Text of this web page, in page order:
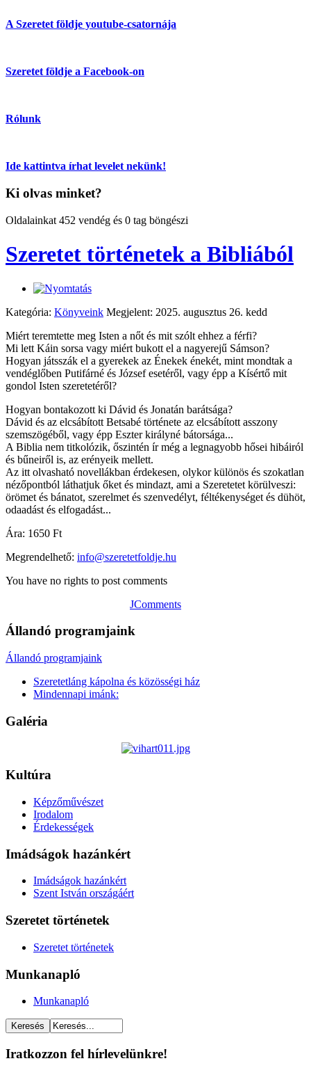
A Szeretet földje youtube-csatornája
Szeretet földje a Facebook-on
Rólunk
Ide kattintva írhat levelet nekünk!
Ki olvas minket?
Oldalainkat 452 vendég és 0 tag böngészi
Szeretet történetek a Bibliából
Kategória: Könyveink Megjelent: 2025. augusztus 26. kedd
Miért teremtette meg Isten a nőt és mit szólt ehhez a férfi?
Mi lett Káin sorsa vagy miért bukott el a nagyerejű Sámson?
Hogyan játsszák el a gyerekek az Énekek énekét, mint mondtak a
vendéglőben Putifárné és József esetéről, vagy épp a Kísértő mit
gondol Isten szeretetéről?
Hogyan bontakozott ki Dávid és Jonatán barátsága?
Dávid és az elcsábított Betsabé története az elcsábított asszony
szemszögéből, vagy épp Eszter királyné bátorsága...
A Biblia nem titkolózik, őszintén ír még a legnagyobb hősei hibáiról
és bűneiről is, az erényeik mellett.
Az itt olvasható novellákban érdekesen, olykor különös és szokatlan
nézőpontból láthatjuk őket és mindazt, ami a Szeretetet körülveszi:
örömet és bánatot, szerelmet és szenvedélyt, féltékenységet és dühöt,
odaadást és elfogadást...
Ára: 1650 Ft
Megrendelhető: info@szeretetfoldje.hu
You have no rights to post comments
JComments
Állandó programjaink
Állandó programjaink
Szeretetláng kápolna és közösségi ház
Mindennapi imánk:
Galéria
Kultúra
Képzőművészet
Irodalom
Érdekességek
Imádságok hazánkért
Imádságok hazánkért
Szent István országáért
Szeretet történetek
Szeretet történetek
Munkanapló
Munkanapló
Iratkozzon fel hírlevelünkre!